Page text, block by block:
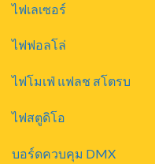
ไฟเลเซอร์
ไฟฟอลโล่
ไฟโมเฟ่ แฟลช สโตรบ
ไฟสตูดิโอ
บอร์ดควบคุม DMX